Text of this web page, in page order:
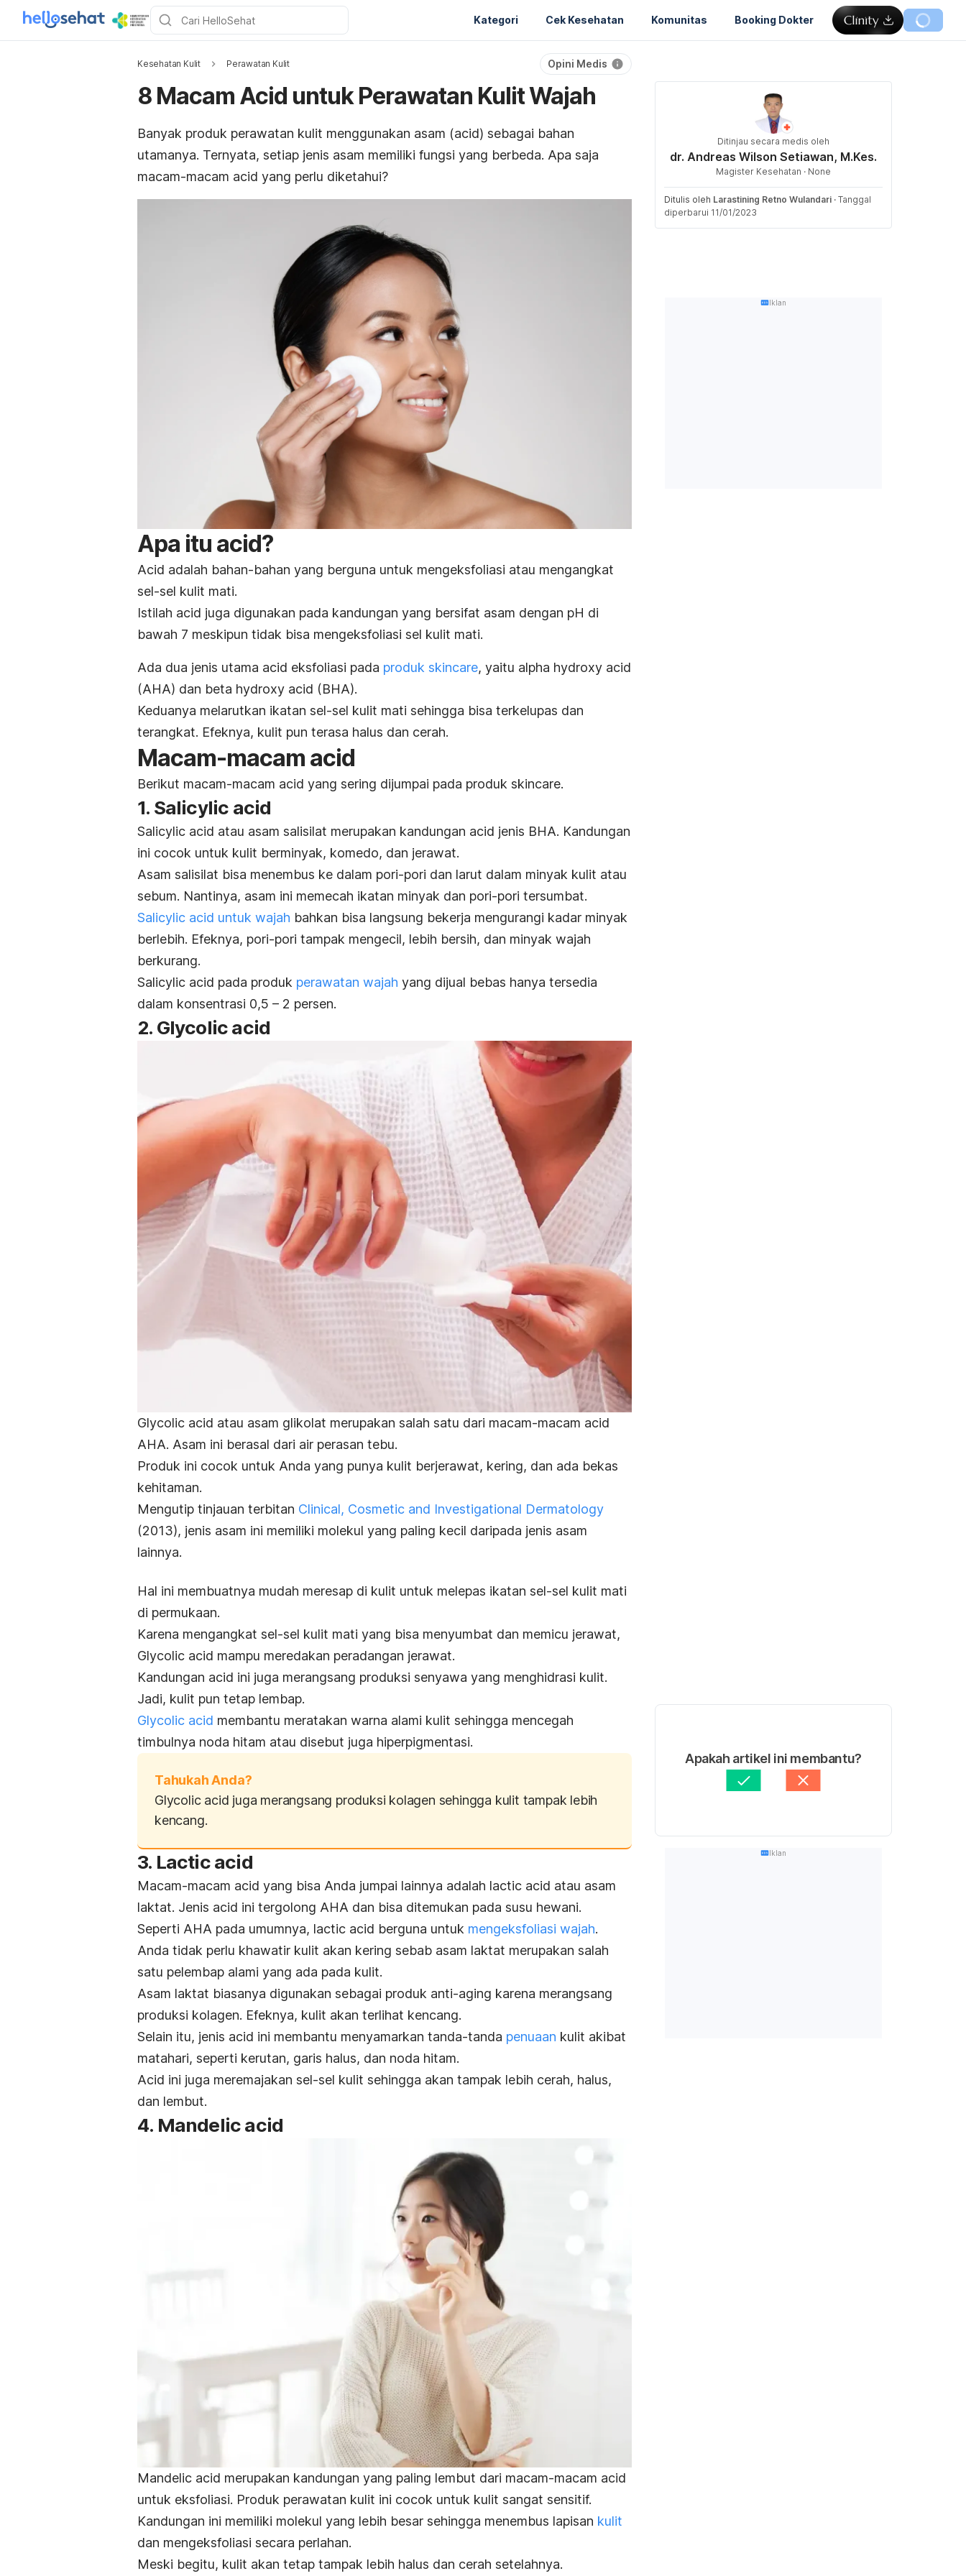
Kategori Cek Kesehatan Komunitas Booking Dokter
Kesehatan Kulit Perawatan Kulit Opini Medis
8 Macam Acid untuk Perawatan Kulit Wajah
Banyak produk perawatan kulit menggunakan asam (acid) sebagai bahan
utamanya. Ternyata, setiap jenis asam memiliki fungsi yang berbeda. Apa saja
macam-macam acid yang perlu diketahui?
Apa itu acid?
Acid adalah bahan-bahan yang berguna untuk mengeksfoliasi atau mengangkat
sel-sel kulit mati.
Istilah acid juga digunakan pada kandungan yang bersifat asam dengan pH di
bawah 7 meskipun tidak bisa mengeksfoliasi sel kulit mati.
Ada dua jenis utama acid eksfoliasi pada produk skincare, yaitu alpha hydroxy acid
(AHA) dan beta hydroxy acid (BHA).
Keduanya melarutkan ikatan sel-sel kulit mati sehingga bisa terkelupas dan
terangkat. Efeknya, kulit pun terasa halus dan cerah.
Macam-macam acid
Berikut macam-macam acid yang sering dijumpai pada produk skincare.
1. Salicylic acid
Salicylic acid atau asam salisilat merupakan kandungan acid jenis BHA. Kandungan
ini cocok untuk kulit berminyak, komedo, dan jerawat.
Asam salisilat bisa menembus ke dalam pori-pori dan larut dalam minyak kulit atau
sebum. Nantinya, asam ini memecah ikatan minyak dan pori-pori tersumbat.
Salicylic acid untuk wajah bahkan bisa langsung bekerja mengurangi kadar minyak
berlebih. Efeknya, pori-pori tampak mengecil, lebih bersih, dan minyak wajah
berkurang.
Salicylic acid pada produk perawatan wajah yang dijual bebas hanya tersedia
dalam konsentrasi 0,5 – 2 persen.
2. Glycolic acid
Glycolic acid atau asam glikolat merupakan salah satu dari macam-macam acid
AHA. Asam ini berasal dari air perasan tebu.
Produk ini cocok untuk Anda yang punya kulit berjerawat, kering, dan ada bekas
kehitaman.
Mengutip tinjauan terbitan Clinical, Cosmetic and Investigational Dermatology
(2013), jenis asam ini memiliki molekul yang paling kecil daripada jenis asam
lainnya.
Hal ini membuatnya mudah meresap di kulit untuk melepas ikatan sel-sel kulit mati
di permukaan.
Karena mengangkat sel-sel kulit mati yang bisa menyumbat dan memicu jerawat,
Glycolic acid mampu meredakan peradangan jerawat.
Kandungan acid ini juga merangsang produksi senyawa yang menghidrasi kulit.
Jadi, kulit pun tetap lembap.
Glycolic acid membantu meratakan warna alami kulit sehingga mencegah
timbulnya noda hitam atau disebut juga hiperpigmentasi.
Tahukah Anda?
Glycolic acid juga merangsang produksi kolagen sehingga kulit tampak lebih
kencang.
3. Lactic acid
Macam-macam acid yang bisa Anda jumpai lainnya adalah lactic acid atau asam
laktat. Jenis acid ini tergolong AHA dan bisa ditemukan pada susu hewani.
Seperti AHA pada umumnya, lactic acid berguna untuk mengeksfoliasi wajah.
Anda tidak perlu khawatir kulit akan kering sebab asam laktat merupakan salah
satu pelembap alami yang ada pada kulit.
Asam laktat biasanya digunakan sebagai produk anti-aging karena merangsang
produksi kolagen. Efeknya, kulit akan terlihat kencang.
Selain itu, jenis acid ini membantu menyamarkan tanda-tanda penuaan kulit akibat
matahari, seperti kerutan, garis halus, dan noda hitam.
Acid ini juga meremajakan sel-sel kulit sehingga akan tampak lebih cerah, halus,
dan lembut.
4. Mandelic acid
Mandelic acid merupakan kandungan yang paling lembut dari macam-macam acid
untuk eksfoliasi. Produk perawatan kulit ini cocok untuk kulit sangat sensitif.
Kandungan ini memiliki molekul yang lebih besar sehingga menembus lapisan kulit
dan mengeksfoliasi secara perlahan.
Meski begitu, kulit akan tetap tampak lebih halus dan cerah setelahnya.
Ditinjau secara medis oleh
dr. Andreas Wilson Setiawan, M.Kes.
Magister Kesehatan · None
Ditulis oleh Larastining Retno Wulandari · Tanggal
diperbarui 11/01/2023
Iklan
Apakah artikel ini membantu?
Iklan